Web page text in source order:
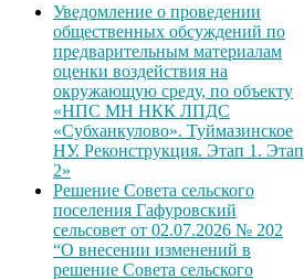
Уведомление о проведении
общественных обсуждений по
предварительным материалам
оценки воздействия на
окружающую среду, по объекту
«НПС МН НКК ЛПДС
«Субханкулово». Туймазинское
НУ. Реконструкция. Этап 1. Этап
2»
Решение Совета сельского
поселения Гафуровский
сельсовет от 02.07.2026 № 202
“О внесении изменений в
решение Совета сельского